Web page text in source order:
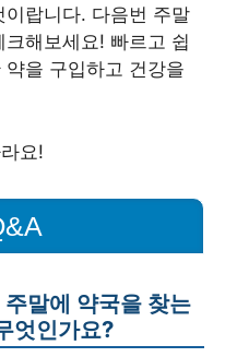
랍니다. 다음번 주말
해보세요! 빠르고 쉽
을 구입하고 건강을
요!
말에 약국을 찾는
엇인가요?